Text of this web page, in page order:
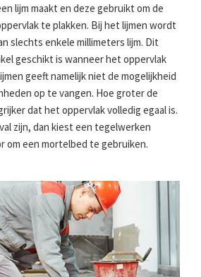
lijm maakt en deze gebruikt om de
te plakken. Bij het lijmen wordt
slechts enkele millimeters lijm. Dit
geschikt is wanneer het oppervlak
geeft namelijk niet de mogelijkheid
op te vangen. Hoe groter de
dat het oppervlak volledig egaal is.
zijn, dan kiest een tegelwerken
om een mortelbed te gebruiken.